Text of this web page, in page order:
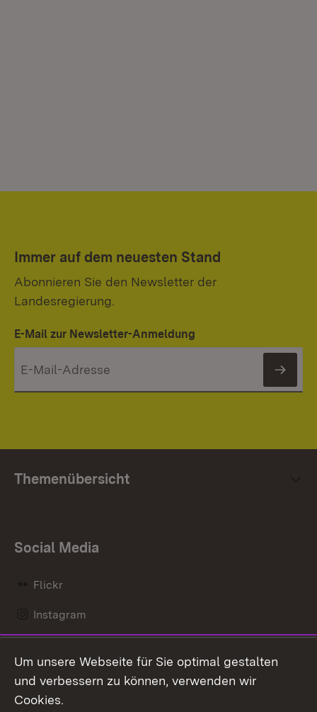
Immer auf dem neuesten Stand
Abonnieren Sie den Newsletter der
Landesregierung.
E-Mail zur Newsletter-Anmeldung
Themenübersicht
Social Media
Flickr
Instagram
Mastodon
Messenger
Um unsere Webseite für Sie optimal gestalten
und verbessern zu können, verwenden wir
Cookies.